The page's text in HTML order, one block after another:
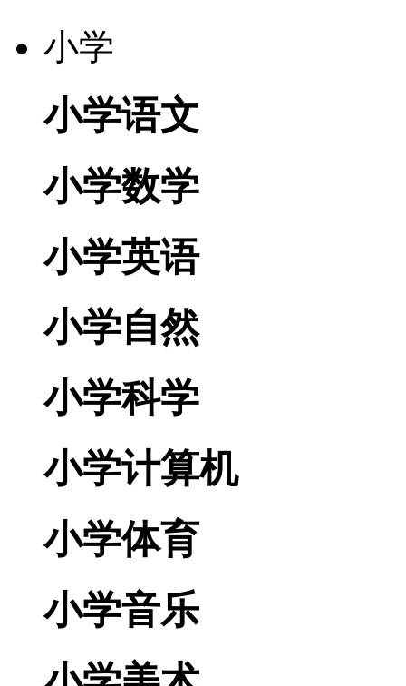
小学
小学语文
小学数学
小学英语
小学自然
小学科学
小学计算机
小学体育
小学音乐